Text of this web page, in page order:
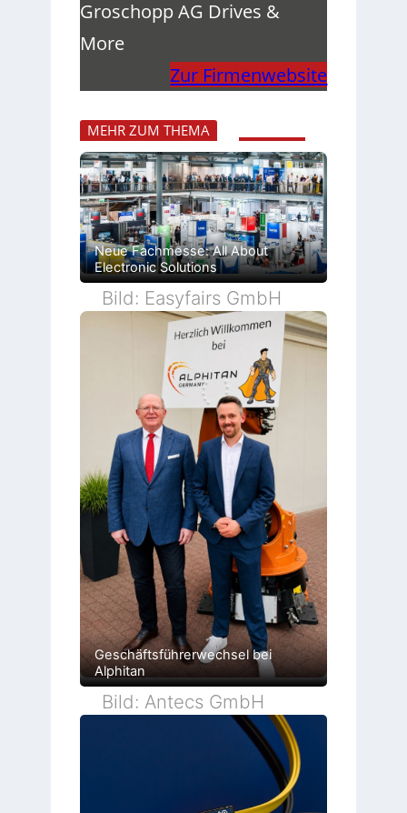
Groschopp AG Drives &
More
Zur Firmenwebsite
MEHR ZUM THEMA
Neue Fachmesse: All About
Electronic Solutions
Bild: Easyfairs GmbH
Geschäftsführerwechsel bei
Alphitan
Bild: Antecs GmbH